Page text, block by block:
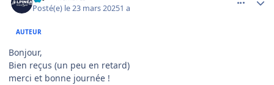
Posté(e) le 23 mars 20251 a
AUTEUR
Bonjour,
Bien reçus (un peu en retard)
merci et bonne journée !